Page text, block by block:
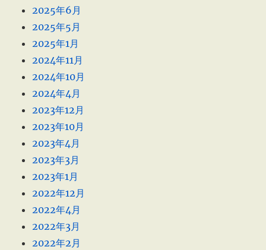
2025年6月
2025年5月
2025年1月
2024年11月
2024年10月
2024年4月
2023年12月
2023年10月
2023年4月
2023年3月
2023年1月
2022年12月
2022年4月
2022年3月
2022年2月